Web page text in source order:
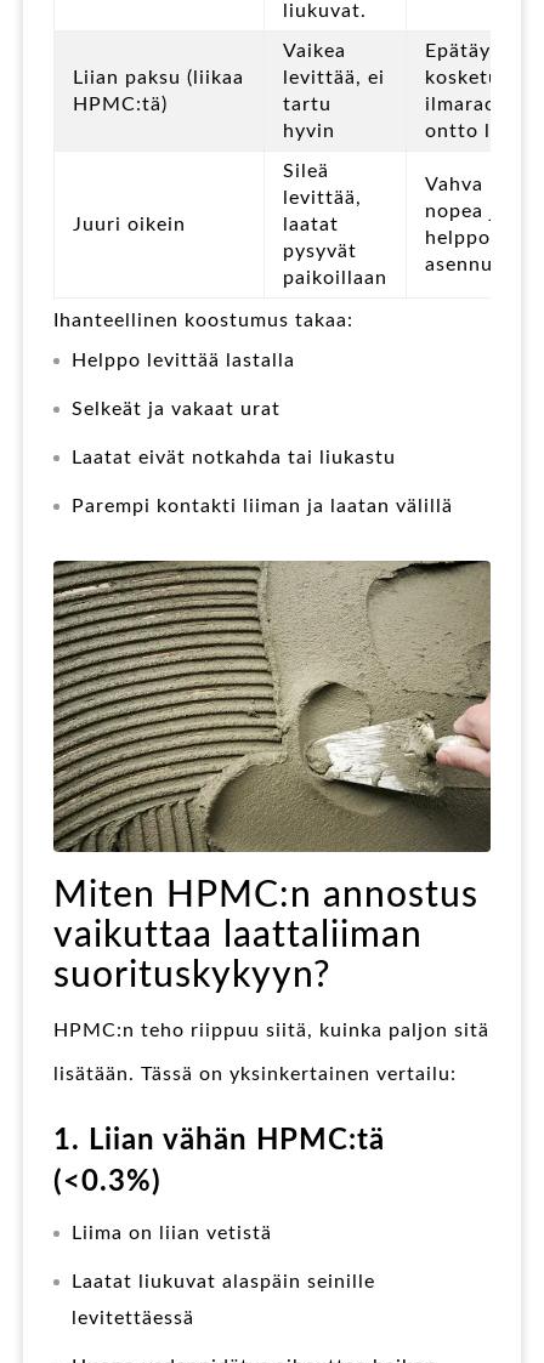
liukuvat.
Liian paksu (liikaa
HPMC:tä)
Vaikea
levittää, ei
tartu
hyvin
kosketus,
ilmaraot ja
ontto
Juuri oikein
Sileä
levittää,
laatat
pysyvät
paikoillaan
Vahva
nopea ja
helppo
asennus
Ihanteellinen koostumus takaa:
Helppo levittää lastalla
Selkeät ja vakaat urat
Laatat eivät notkahda tai liukastu
Parempi kontakti liiman ja laatan välillä
Miten HPMC:n annostus
vaikuttaa laattaliiman
suorituskykyyn?
HPMC:n teho riippuu siitä, kuinka paljon sitä
lisätään. Tässä on yksinkertainen vertailu:
1. Liian vähän HPMC:tä
(<0.3%)
Liima on liian vetistä
Laatat liukuvat alaspäin seinille
levitettäessä